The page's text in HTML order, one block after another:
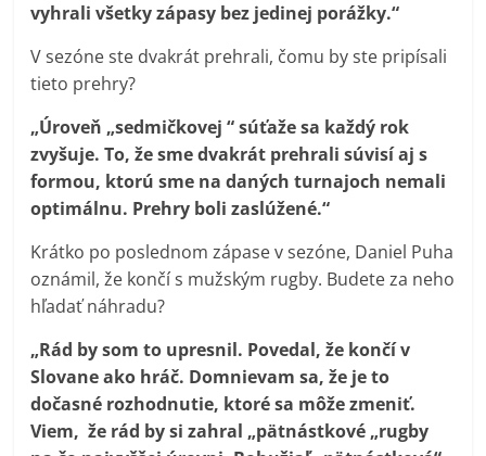
vyhrali všetky zápasy bez jedinej porážky.“
V sezóne ste dvakrát prehrali, čomu by ste pripísali
tieto prehry?
„Úroveň „sedmičkovej “ súťaže sa každý rok
zvyšuje. To, že sme dvakrát prehrali súvisí aj s
formou, ktorú sme na daných turnajoch nemali
optimálnu. Prehry boli zaslúžené.“
Krátko po poslednom zápase v sezóne, Daniel Puha
oznámil, že končí s mužským rugby. Budete za neho
hľadať náhradu?
„Rád by som to upresnil. Povedal, že končí v
Slovane ako hráč. Domnievam sa, že je to
dočasné rozhodnutie, ktoré sa môže zmeniť.
Viem, že rád by si zahral „pätnástkové „rugby